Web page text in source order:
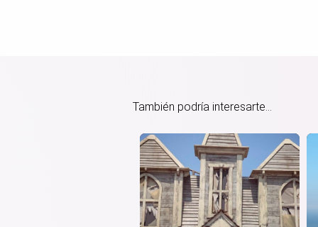
También podría interesarte...